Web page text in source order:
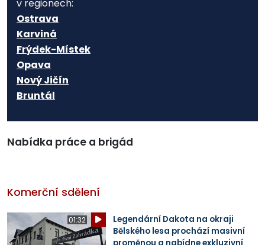
v regionech:
Ostrava
Karviná
Frýdek-Místek
Opava
Nový Jičín
Bruntál
Nabídka práce a brigád
Komerční sdělení
01:32
Legendární Dakota na okraji
Bělského lesa prochází masivní
proměnou a nabídne exkluzivní